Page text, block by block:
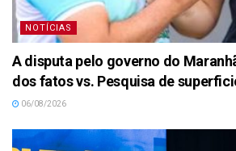
NOTÍCIAS
A disputa pelo governo do
dos fatos vs. Pesquisa de
06/08/2026